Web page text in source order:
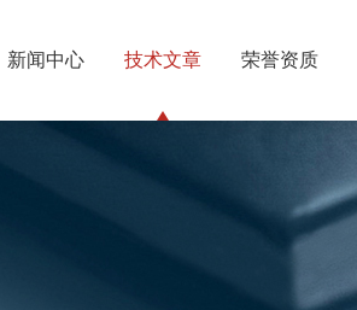
新闻中心 技术文章 荣誉资质